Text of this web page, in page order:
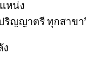
หน่ง
ญญาตรี ทุกสาขา
ง